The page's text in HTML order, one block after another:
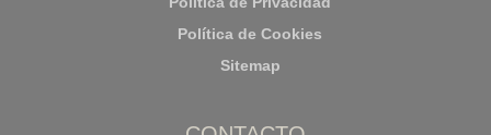
Política de Cookies
Sitemap